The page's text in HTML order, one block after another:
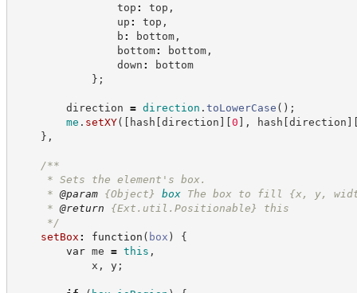
top : top ,
up : top ,
b : bottom,
bottom: bottom,
down :
bottom
} ;
direction = direction . toLowerCase ( ) ;
me . setXY( [ hash [direction ] [0 ] , hash [direction ]
} ,
/**
* Sets the element's box.
* @param {Object} box
The box to fill {x, y,
* @return {Ext.util.Positionable}
this
*/
setBox : function ( box )
{
var me = this ,
x , y;